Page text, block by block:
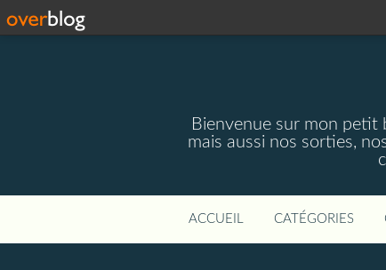
Bienvenue sur mon petit
mais aussi nos sorties,
ACCUEIL CATÉGORIES